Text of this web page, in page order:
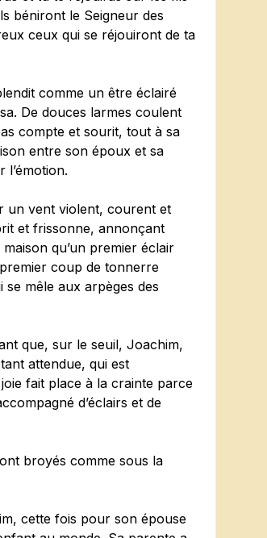
béniront le Seigneur des
ceux qui se réjouiront de ta
comme un être éclairé
De douces larmes coulent
compte et sourit, tout à sa
entre son époux et sa
l’émotion.
un vent violent, courent et
et frissonne, annonçant
qu’un premier éclair
coup de tonnerre
se mêle aux arpèges des
que, sur le seuil, Joachim,
attendue, qui est
fait place à la crainte parce
d’éclairs et de
broyés comme sous la
cette fois pour son épouse